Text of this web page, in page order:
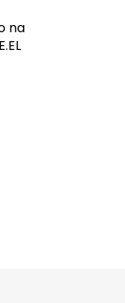
na